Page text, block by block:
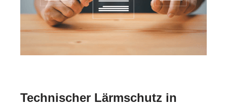
Technischer Lärmschutz in